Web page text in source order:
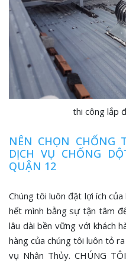
thi công lắp
NÊN CHỌN CHỐNG
DỊCH VỤ CHỐNG
QUẬN 12
Chúng tôi luôn đặt lợi ích
hết mình bằng sự tận tâm
lâu dài bền vững với khách
hàng của chúng tôi luôn tỏ
vụ Nhân Thủy. CHÚNG